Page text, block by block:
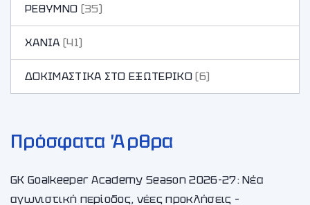
ΡΕΘΥΜΝΟ (35)
ΧΑΝΙA (41)
ΔΟΚΙΜΑΣΤΙΚΑ ΣΤΟ ΕΞΩΤΕΡΙΚΟ(6)
Πρόσφατα Άρθρα
GK Goalkeeper Academy Season 2026-27: Νέα
αγωνιστική περίοδος, νέες προκλήσεις –